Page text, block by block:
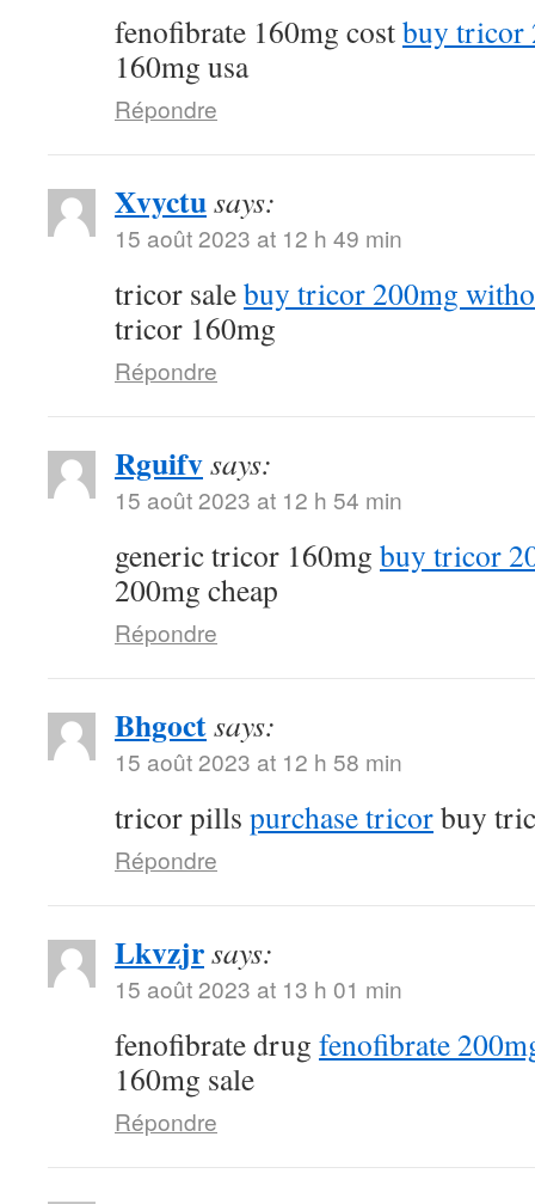
fenofibrate 160mg costbuy tricor
160mg usa
Répondre
Xvyctusays:
15 août 2023 at 12 h 49 min
tricor salebuy tricor 200mg
tricor 160mg
Répondre
Rguifvsays:
15 août 2023 at 12 h 54 min
generic tricor 160mg buy tricor
200mg cheap
Répondre
Bhgoctsays:
15 août 2023 at 12 h 58 min
tricor pills purchase tricorbuy
Répondre
Lkvzjrsays:
15 août 2023 at 13 h 01 min
fenofibrate drug fenofibrate
160mg sale
Répondre